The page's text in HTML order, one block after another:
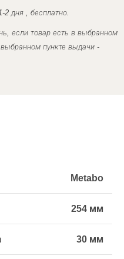
2 дня , бесплатно.
если товар есть в выбранном
пункте выдачи -
Metabo
254 мм
30 мм